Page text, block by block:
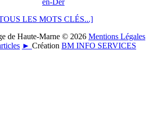
en-Der
LES MOTS CLÉS...]
de Haute-Marne © 2026 Mentions Légales
► Création BM INFO SERVICES